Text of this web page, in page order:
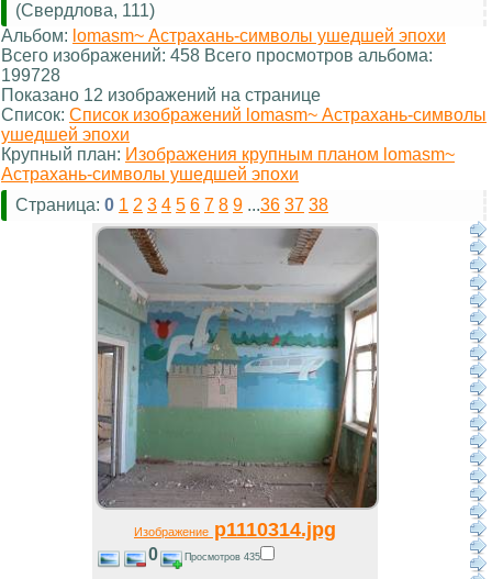
(Свердлова, 111)
Альбом: lomasm~ Астрахань-символы ушедшей эпохи
Всего изображений: 458 Всего просмотров альбома:
199728
Показано 12 изображений на странице
Список: Список изображений lomasm~ Астрахань-символы
ушедшей эпохи
Крупный план: Изображения крупным планом lomasm~
Астрахань-символы ушедшей эпохи
Страница: 0 1 2 3 4 5 6 7 8 9 ...36 37 38
Изображение p1110314.jpg
0 Просмотров 435